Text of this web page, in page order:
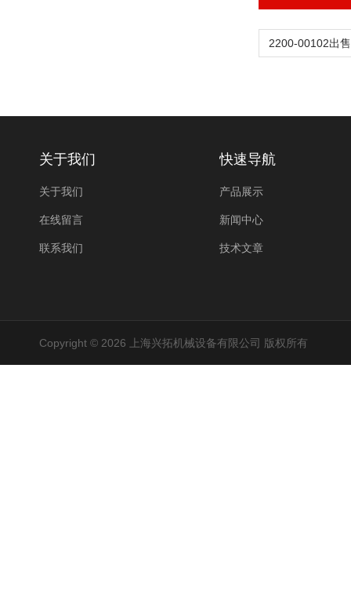
关于我们
关于我们
在线留言
联系我们
快速导航
产品展示
新闻中心
技术文章
Copyright © 2026 上海兴拓机械设备有限公司 版权所有